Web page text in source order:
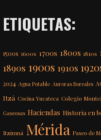
ETIQUETAS:
1500s 1600s 1700s 1800s 1810s
1890s 1900s 1910s
2024 Agua Potable Auroras Boreales
Itzá Cocina Yucateca Colegio
Gaseosas Haciendas Historia en
Itzimná Mérida Paseo de